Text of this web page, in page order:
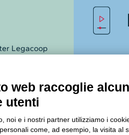
Legacoop
Accedi
web raccoglie
utenti
noi e i nostri partner utilizziamo i
come, ad esempio, la visita al